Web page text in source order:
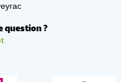
question ?